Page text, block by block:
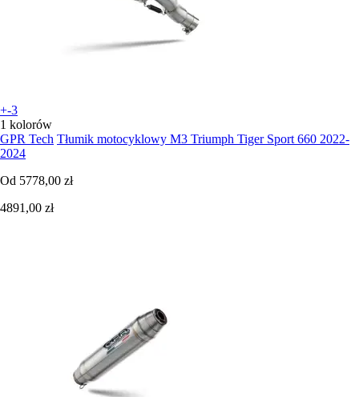
+-3
1 kolorów
GPR Tech Tłumik motocyklowy M3 Triumph Tiger Sport 660 2022-
2024
Od 5778,00 zł
4891,00 zł